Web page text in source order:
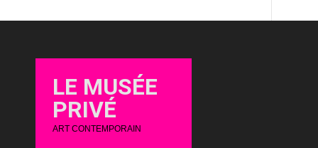
LE MUSÉE
PRIVÉ
ART CONTEMPORAIN